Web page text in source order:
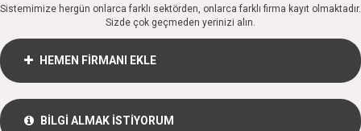
Sistemimize hergün onlarca farklı sektörden, onlarca farklı firma kayıt olmaktadır.
Sizde çok geçmeden yerinizi alın.
HEMEN FİRMANI EKLE
BİLGİ ALMAK İSTİYORUM